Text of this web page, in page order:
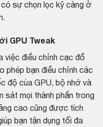
sự chọn lọc kỹ càng ở
GPU Tweak
việc điều chỉnh cạc đồ
phép bạn điều chỉnh các
độ của GPU, bộ nhớ và
sát mọi thành phần trong
cao cũng được tích
bạn tận dụng tối đa